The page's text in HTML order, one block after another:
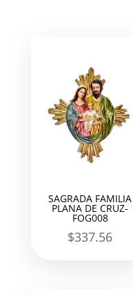
SAGRADA FAMILIA
PLANA DE CRUZ-
FOG008
$337.56